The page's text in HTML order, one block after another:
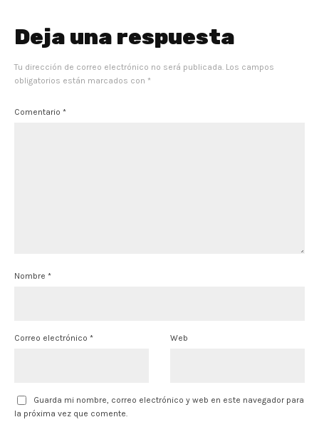
Deja una respuesta
Tu dirección de correo electrónico no será publicada. Los campos
obligatorios están marcados con *
Comentario *
Nombre *
Correo electrónico * Web
Guarda mi nombre, correo electrónico y web en este navegador para
la próxima vez que comente.